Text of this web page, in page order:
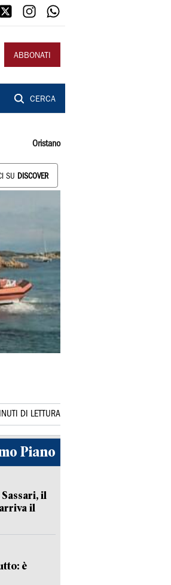
ABBONATI
CERCA
Oristano
SU DISCOVER
DI LETTURA
Piano
il
il
è